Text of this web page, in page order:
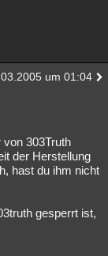
um 01:04
303Truth
der Herstellung
hast du ihm nicht
gesperrt ist,